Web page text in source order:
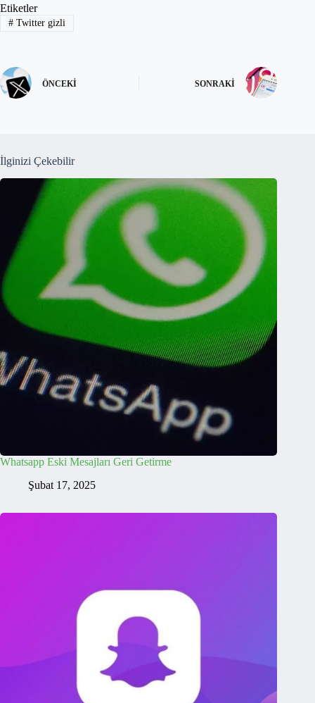
Etiketler
#Twitter gizli
ÖNCEKI SONRAKI
İlginizi Çekebilir
Whatsapp Eski Mesajları Geri Getirme
Şubat 17, 2025